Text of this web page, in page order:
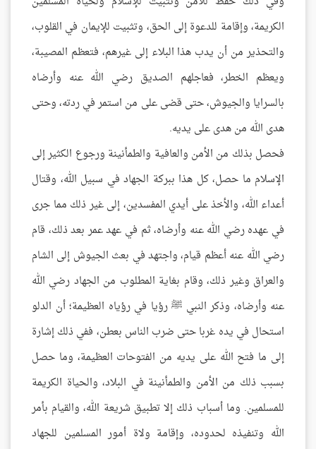
الكريمة، وإقامة للدعوة إلى الحق، وتثبيت للإيمان في القلوب،
والتحذير من أن يدب هذا البلاء إلى غيرهم، فتعظم المصيبة،
ويعظم الخطر، فعاجلهم الصديق رضي الله عنه وأرضاه
بالسرايا والجيوش، حتى قضى على من استمر في ردته، وحتى
هدى الله من هدى على يديه.
فحصل بذلك من الأمن والعافية والطمأنينة ورجوع الكثير إلى
الإسلام ما حصل، كل هذا ببركة الجهاد في سبيل الله، وقتال
أعداء الله، والأخذ على أيدي المفسدين، إلى غير ذلك مما جرى
في عهده رضي الله عنه وأرضاه، ثم في عهد عمر بعد ذلك، قام
رضي الله عنه أعظم قيام، واجتهد في بعث الجيوش إلى الشام
والعراق وغير ذلك، وقام بغاية المطلوب من الجهاد رضي الله
عنه وأرضاه، وذكر النبي ﷺ رؤيا في رؤياه العظيمة؛ أن الدلو
استحال في يده غربا حتى ضرب الناس بعطن، ففي ذلك إشارة
إلى ما فتح الله على يديه من الفتوحات العظيمة، وما حصل
بسبب ذلك من الأمن والطمأنينة في البلاد، والحياة الكريمة
للمسلمين. وما أسباب ذلك إلا تطبيق شريعة الله، والقيام بأمر
الله وتنفيذه لحدوده، وإقامة ولاة أمور المسلمين للجهاد